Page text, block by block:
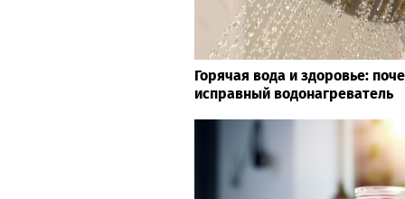
Горячая вода и здоровье:
исправный водонагреватель